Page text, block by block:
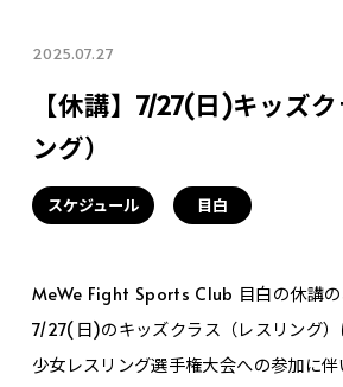
2025.07.27
【休講】7/27(日)キッズ
ング）
スケジュール 目白
MeWe Fight Sports Club 目白の休講の
7/27(日)のキッズクラス（レスリング
少女レスリング選手権大会への参加に